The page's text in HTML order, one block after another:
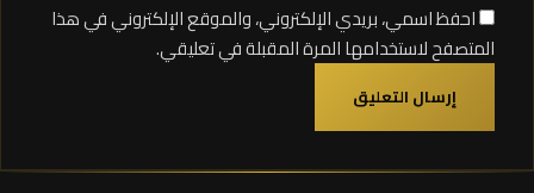
احفظ اسمي، بريدي الإلكتروني، والموقع الإلكتروني في هذا
المتصفح لاستخدامها المرة المقبلة في تعليقي.